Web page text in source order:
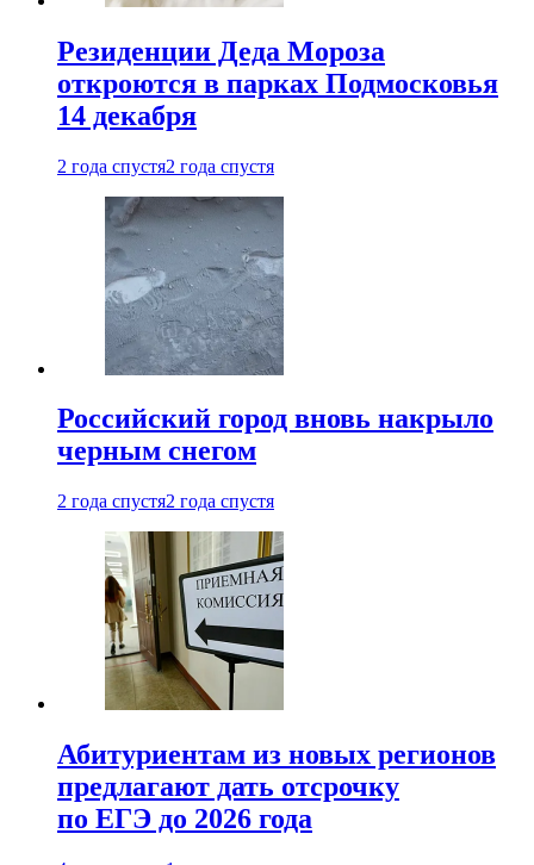
Резиденции Деда Мороза
откроются в парках Подмосковья
14 декабря
2 года спустя2 года спустя
Российский город вновь накрыло
черным снегом
2 года спустя2 года спустя
Абитуриентам из новых регионов
предлагают дать отсрочку
по ЕГЭ до 2026 года